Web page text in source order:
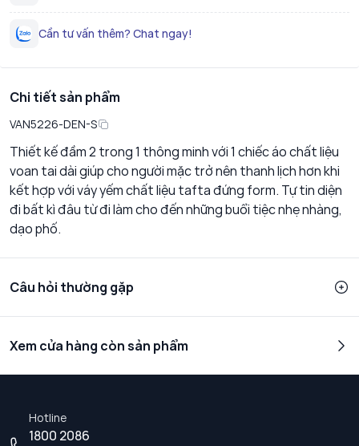
Cần tư vấn thêm? Chat ngay!
Chi tiết sản phẩm
VAN5226-DEN-S
Thiết kế đầm 2 trong 1 thông minh với 1 chiếc áo chất liệu
voan tai dài giúp cho người mặc trở nên thanh lịch hơn khi
kết hợp với váy yếm chất liệu tafta đứng form. Tự tin diện
đi bất kì đâu từ đi làm cho đến những buổi tiệc nhẹ nhàng,
dạo phố.
Câu hỏi thường gặp
Xem cửa hàng còn sản phẩm
Hotline
1800 2086